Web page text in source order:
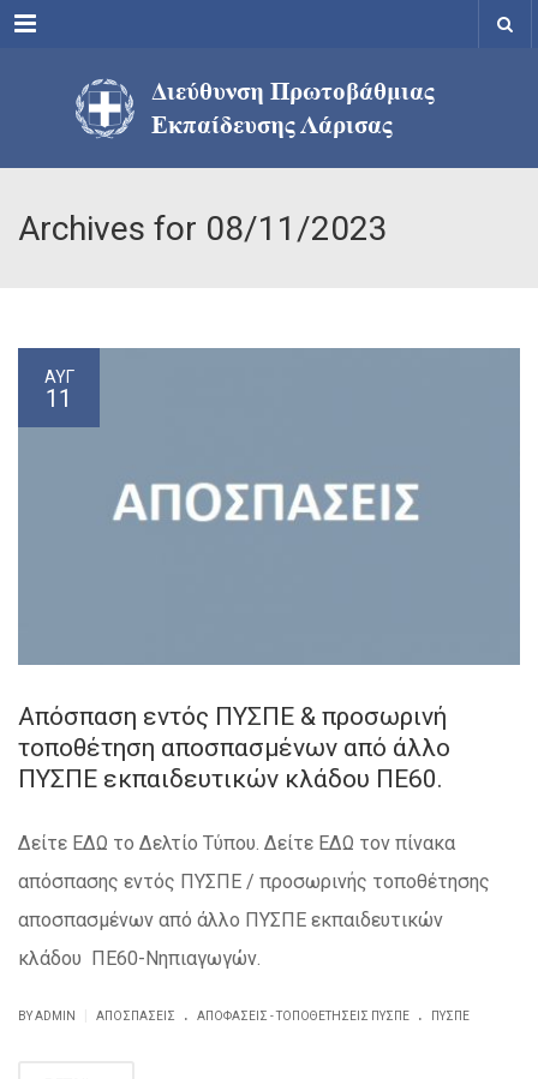
Menu
Archives for 08/11/2023
ΑΥΓ
11
Απόσπαση εντός ΠΥΣΠΕ & προσωρινή
τοποθέτηση αποσπασμένων από άλλο
ΠΥΣΠΕ εκπαιδευτικών κλάδου ΠΕ60.
Δείτε ΕΔΩ το Δελτίο Τύπου. Δείτε ΕΔΩ τον πίνακα
απόσπασης εντός ΠΥΣΠΕ / προσωρινής τοποθέτησης
αποσπασμένων από άλλο ΠΥΣΠΕ εκπαιδευτικών
κλάδου ΠΕ60-Νηπιαγωγών.
BY ADMIN ΑΠΟΣΠΆΣΕΙΣ . ΑΠΟΦΆΣΕΙΣ - ΤΟΠΟΘΕΤΉΣΕΙΣ ΠΥΣΠΕ . ΠΥΣΠΕ